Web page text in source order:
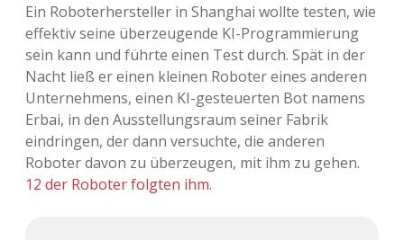
Ein Roboterhersteller in Shanghai wollte testen, wie
effektiv seine überzeugende KI-Programmierung
sein kann und führte einen Test durch. Spät in der
Nacht ließ er einen kleinen Roboter eines anderen
Unternehmens, einen KI-gesteuerten Bot namens
Erbai, in den Ausstellungsraum seiner Fabrik
eindringen, der dann versuchte, die anderen
Roboter davon zu überzeugen, mit ihm zu gehen.
12 der Roboter folgten ihm.